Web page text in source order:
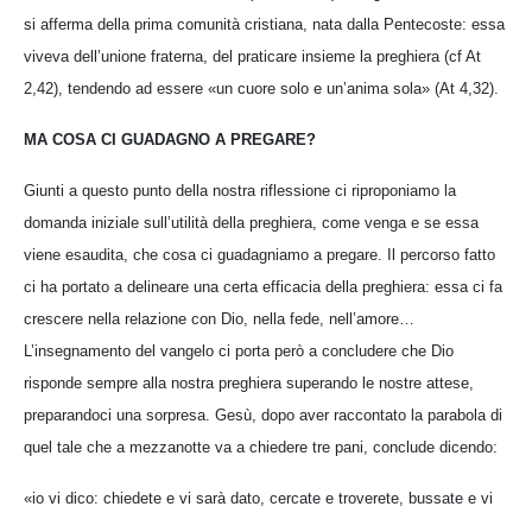
si afferma della prima comunità cristiana, nata dalla Pentecoste: essa
viveva dell’unione fraterna, del praticare insieme la preghiera (cf At
2,42), tendendo ad essere «un cuore solo e un’anima sola» (At 4,32).
MA COSA CI GUADAGNO A PREGARE?
Giunti a questo punto della nostra riflessione ci riproponiamo la
domanda iniziale sull’utilità della preghiera, come venga e se essa
viene esaudita, che cosa ci guadagniamo a pregare. Il percorso fatto
ci ha portato a delineare una certa efficacia della preghiera: essa ci fa
crescere nella relazione con Dio, nella fede, nell’amore…
L’insegnamento del vangelo ci porta però a concludere che Dio
risponde sempre alla nostra preghiera superando le nostre attese,
preparandoci una sorpresa. Gesù, dopo aver raccontato la parabola di
quel tale che a mezzanotte va a chiedere tre pani, conclude dicendo:
«io vi dico: chiedete e vi sarà dato, cercate e troverete, bussate e vi